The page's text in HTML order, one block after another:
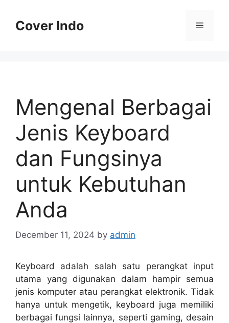
contentCover Indo Menu
Mengenal Berbagai
Jenis Keyboard
dan Fungsinya
untuk Kebutuhan
Anda
December 11, 2024 by admin
Keyboard adalah salah satu perangkat input
utama yang digunakan dalam hampir semua
jenis komputer atau perangkat elektronik. Tidak
hanya untuk mengetik, keyboard juga memiliki
berbagai fungsi lainnya, seperti gaming, desain